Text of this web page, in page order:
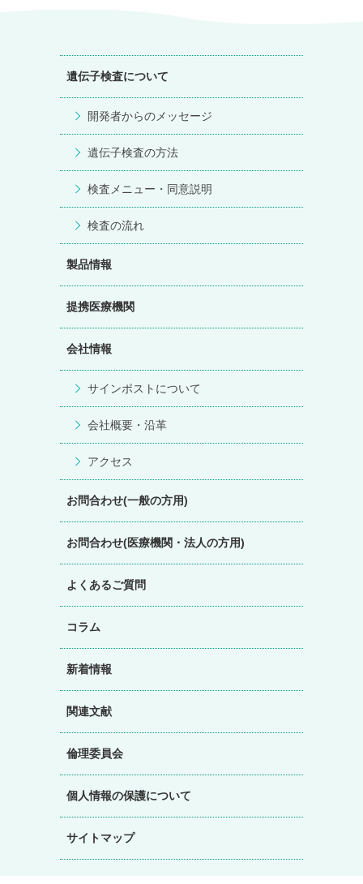
遺伝子検査について
開発者からのメッセージ
遺伝子検査の方法
検査メニュー・同意説明
検査の流れ
製品情報
提携医療機関
会社情報
サインポストについて
会社概要・沿革
アクセス
お問合わせ(一般の方用)
お問合わせ(医療機関・法人の方用)
よくあるご質問
コラム
新着情報
関連文献
倫理委員会
個人情報の保護について
サイトマップ